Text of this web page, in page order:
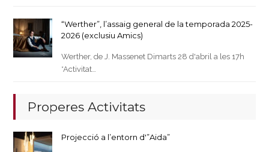
“Werther”, l’assaig general de la temporada 2025-
2026 (exclusiu Amics)
Werther, de J. Massenet Dimarts 28 d'abril a les 17h
*Activitat…
Properes Activitats
Projecció a l’entorn d'”Aida”